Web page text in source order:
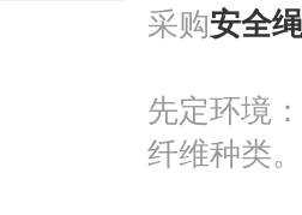
采购安全绳
先定环境
纤维种类。